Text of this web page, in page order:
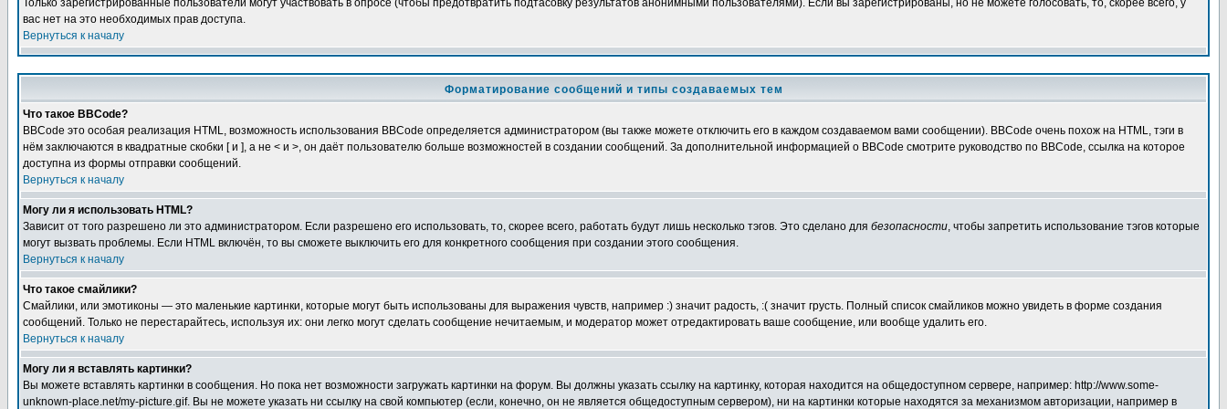
Только зарегистрированные пользователи могут участвовать в опросе (чтобы предотвратить подтасовку результатов анонимными пользователями). Если вы зарегистрированы, но не можете голосовать, то, скорее всего, у
вас нет на это необходимых прав доступа.
Вернуться к началу
Форматирование сообщений и типы создаваемых тем
Что такое BBCode?
BBCode это особая реализация HTML, возможность использования BBCode определяется администратором (вы также можете отключить его в каждом создаваемом вами сообщении). BBCode очень похож на HTML, тэги в
нём заключаются в квадратные скобки [ и ], а не < и >, он даёт пользователю больше возможностей в создании сообщений. За дополнительной информацией о BBCode смотрите руководство по BBCode, ссылка на которое
доступна из формы отправки сообщений.
Вернуться к началу
Могу ли я использовать HTML?
Зависит от того разрешено ли это администратором. Если разрешено его использовать, то, скорее всего, работать будут лишь несколько тэгов. Это сделано для безопасности, чтобы запретить использование тэгов которые
могут вызвать проблемы. Если HTML включён, то вы сможете выключить его для конкретного сообщения при создании этого сообщения.
Вернуться к началу
Что такое смайлики?
Смайлики, или эмотиконы — это маленькие картинки, которые могут быть использованы для выражения чувств, например :) значит радость, :( значит грусть. Полный список смайликов можно увидеть в форме создания
сообщений. Только не перестарайтесь, используя их: они легко могут сделать сообщение нечитаемым, и модератор может отредактировать ваше сообщение, или вообще удалить его.
Вернуться к началу
Могу ли я вставлять картинки?
Вы можете вставлять картинки в сообщения. Но пока нет возможности загружать картинки на форум. Вы должны указать ссылку на картинку, которая находится на общедоступном сервере, например: http://www.some-
unknown-place.net/my-picture.gif. Вы не можете указать ни ссылку на свой компьютер (если, конечно, он не является общедоступным сервером), ни на картинки которые находятся за механизмом авторизации, например в